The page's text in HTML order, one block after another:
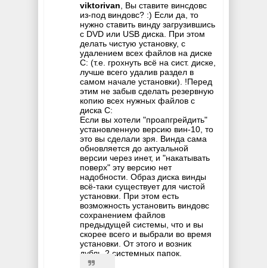
viktorivan, Вы ставите винсдовс
из-под виндовс? :) Если да, то
нужно ставить винду загрузившись
с DVD или USB диска. При этом
делать чистую установку, с
удалением всех файлов на диске
С: (т.е. грохнуть всё на сист. диске,
лучше всего удалив раздел в
самом начале установки). !Перед
этим не забыв сделать резервную
копию всех нужных файлов с
диска С:
Если вы хотели "проапгрейдить"
установленную версию вин-10, то
это вы сделали зря. Винда сама
обновляется до актуальной
версии через инет, и "накатывать
поверх" эту версию нет
надобности. Образ диска винды
всё-таки существует для чистой
установки. При этом есть
возможность установить виндовс
сохранением файлов
предыдущей системы, что и вы
скорее всего и выбрали во время
установки. От этого и возник
дубль-2 системных папок.